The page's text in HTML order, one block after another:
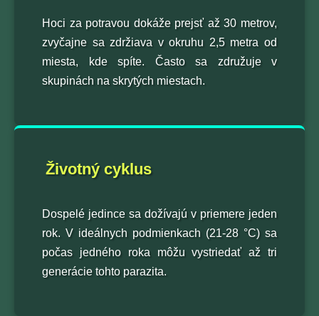
Hoci za potravou dokáže prejsť až 30 metrov,
zvyčajne sa zdržiava v okruhu 2,5 metra od
miesta, kde spíte. Často sa združuje v
skupinách na skrytých miestach.
Životný cyklus
Dospelé jedince sa dožívajú v priemere jeden
rok. V ideálnych podmienkach (21-28 °C) sa
počas jedného roka môžu vystriedať až tri
generácie tohto parazita.